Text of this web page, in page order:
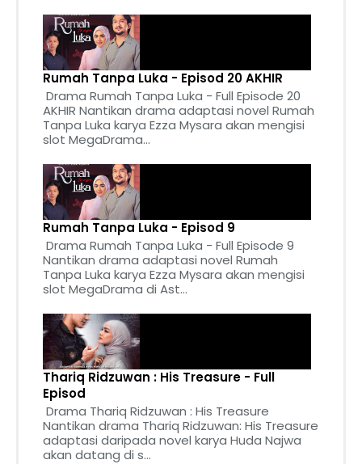
Rumah Tanpa Luka - Episod 20 AKHIR
Drama Rumah Tanpa Luka - Full Episode 20
AKHIR Nantikan drama adaptasi novel Rumah
Tanpa Luka karya Ezza Mysara akan mengisi
slot MegaDrama...
Rumah Tanpa Luka - Episod 9
Drama Rumah Tanpa Luka - Full Episode 9
Nantikan drama adaptasi novel Rumah
Tanpa Luka karya Ezza Mysara akan mengisi
slot MegaDrama di Ast...
Thariq Ridzuwan : His Treasure - Full
Episod
Drama Thariq Ridzuwan : His Treasure
Nantikan drama Thariq Ridzuwan: His Treasure
adaptasi daripada novel karya Huda Najwa
akan datang di s...